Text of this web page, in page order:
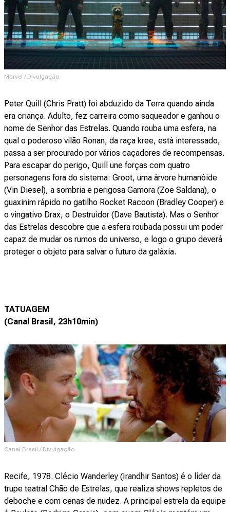
Marvel / Divulgação
Peter Quill (Chris Pratt) foi abduzido da Terra quando ainda
era criança. Adulto, fez carreira como saqueador e ganhou o
nome de Senhor das Estrelas. Quando rouba uma esfera, na
qual o poderoso vilão Ronan, da raça kree, está interessado,
passa a ser procurado por vários caçadores de recompensas.
Para escapar do perigo, Quill une forças com quatro
personagens fora do sistema: Groot, uma árvore humanóide
(Vin Diesel), a sombria e perigosa Gamora (Zoe Saldana), o
guaxinim rápido no gatilho Rocket Racoon (Bradley Cooper) e
o vingativo Drax, o Destruidor (Dave Bautista). Mas o Senhor
das Estrelas descobre que a esfera roubada possui um poder
capaz de mudar os rumos do universo, e logo o grupo deverá
proteger o objeto para salvar o futuro da galáxia.
TATUAGEM
(Canal Brasil, 23h10min)
Canal Brasil / Divulgação
Recife, 1978. Clécio Wanderley (Irandhir Santos) é o líder da
trupe teatral Chão de Estrelas, que realiza shows repletos de
deboche e com cenas de nudez. A principal estrela da equipe